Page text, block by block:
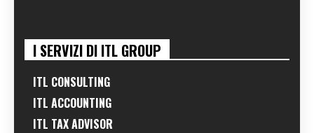
I SERVIZI DI ITL GROUP
ITL CONSULTING
ITL ACCOUNTING
ITL TAX ADVISOR